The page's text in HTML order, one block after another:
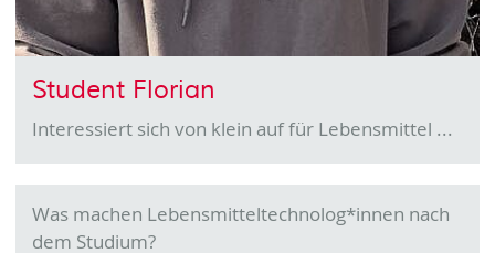
Student Florian
Interessiert sich von klein auf für Lebensmittel ...
Was machen Lebensmitteltechnolog*innen nach
dem Studium?